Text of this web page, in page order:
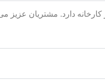
دارد. مشتریان